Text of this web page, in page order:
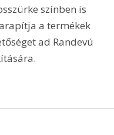
színben is
a termékek
ad Randevú